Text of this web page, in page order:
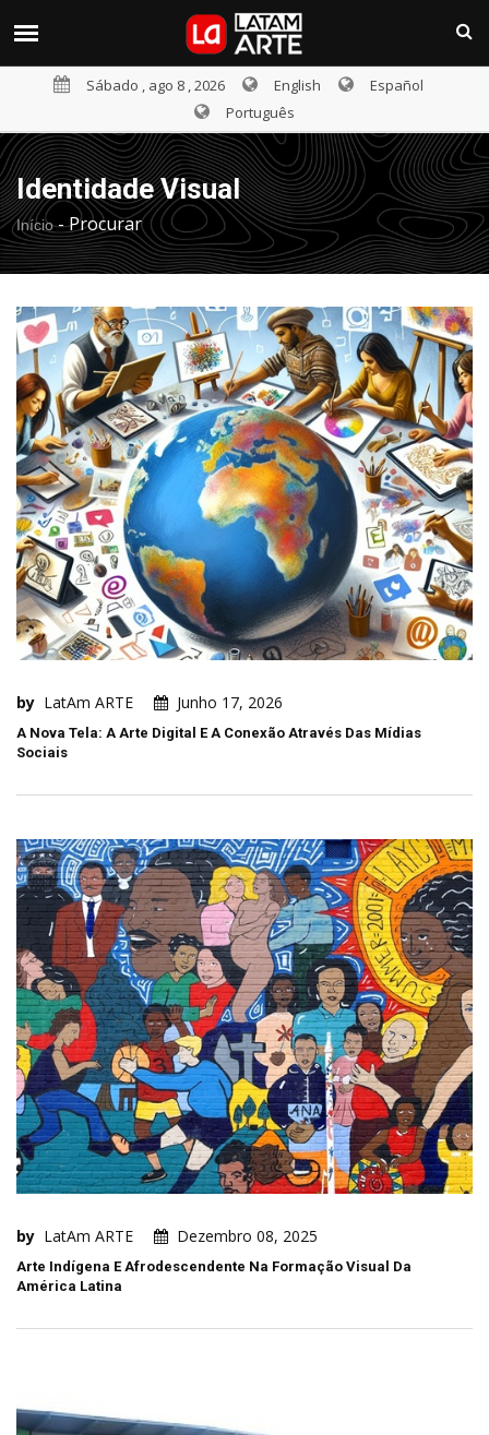
Sábado , ago 8 , 2026 English
Español
Português
Identidade Visual
Início-Procurar
by LatAm ARTE Junho 17, 2026
A Nova Tela: A Arte Digital E A Conexão Através Das Mídias
Sociais
by LatAm ARTE Dezembro 08, 2025
Arte Indígena E Afrodescendente Na Formação Visual Da
América Latina